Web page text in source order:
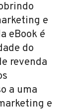
e
eBook é
do
revenda
a uma
e